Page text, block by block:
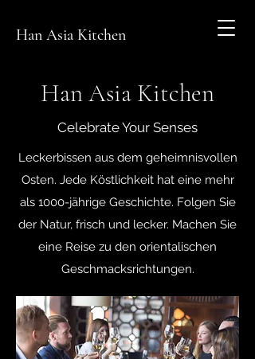
Han Asia Kitchen
Han Asia Kitchen
Celebrate Your Senses
Leckerbissen aus dem geheimnisvollen
Osten. Jede Köstlichkeit hat eine mehr
als 1000-jährige Geschichte. Folgen Sie
der Natur, frisch und lecker. Machen Sie
eine Reise zu den orientalischen
Geschmacksrichtungen.